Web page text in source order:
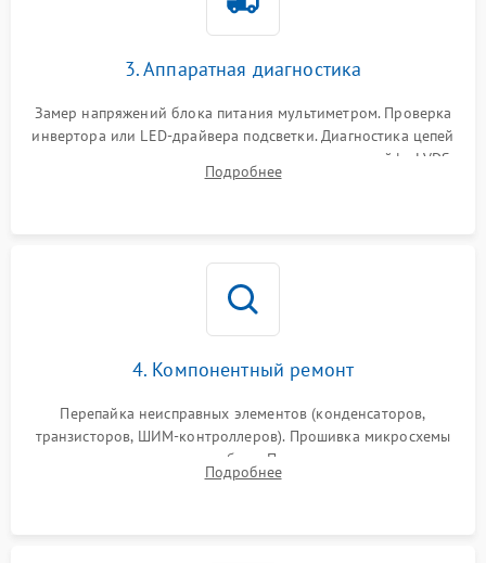
Поломка системы защиты
3. Аппаратная диагностика
Замер напряжений блока питания мультиметром. Проверка
инвертора или LED-драйвера подсветки. Диагностика цепей
питания скалера и тестирование сигналов на шлейфе LVDS
Подробнее
4. Компонентный ремонт
Перепайка неисправных элементов (конденсаторов,
транзисторов, ШИМ-контроллеров). Прошивка микросхемы
памяти при программных сбоях. При поломке подсветки —
разборка матрицы и замена выгоревших светодиодов.
Подробнее